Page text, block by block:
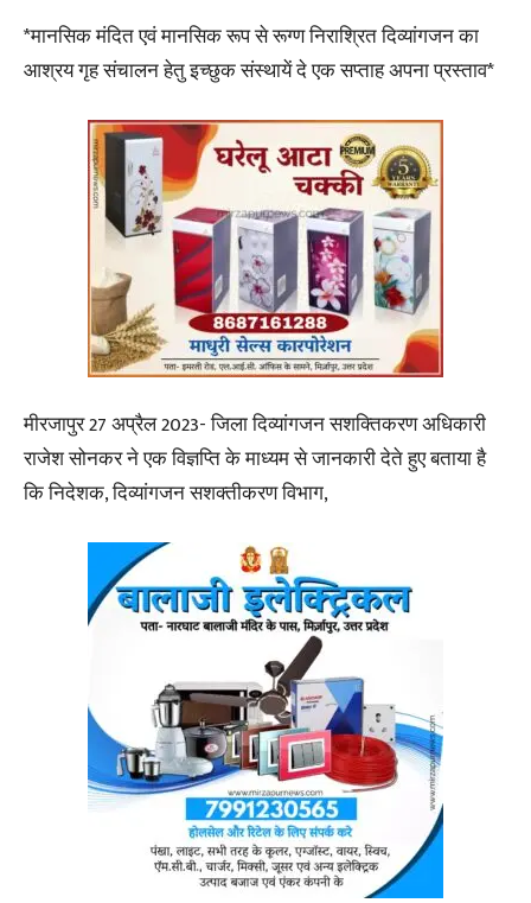
*मानसिक मंदित एवं मानसिक रूप से रूग्ण निराश्रित दिव्यांगजन का
आश्रय गृह संचालन हेतु इच्छुक संस्थायें दे एक सप्ताह अपना प्रस्ताव*
मीरजापुर 27 अप्रैल 2023- जिला दिव्यांगजन सशक्तिकरण अधिकारी
राजेश सोनकर ने एक विज्ञप्ति के माध्यम से जानकारी देते हुए बताया है
कि निदेशक, दिव्यांगजन सशक्तीकरण विभाग,